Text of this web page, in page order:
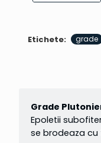
Etichete: grade
Grade
Epoletii
se brodeaza cu